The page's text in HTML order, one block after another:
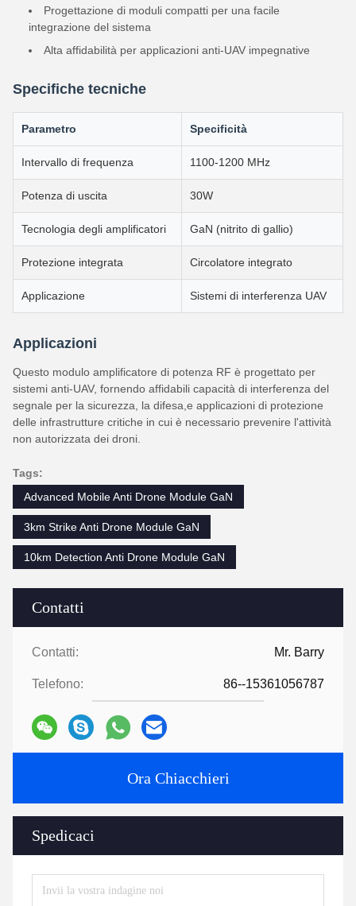
Contatti
Contatti: Mr. Barry
Telefono: 86--15361056787
Ora Chiacchieri
Spedicaci
Progettazione di moduli compatti per una facile
integrazione del sistema
Alta affidabilità per applicazioni anti-UAV impegnative
Specifiche tecniche
Parametro Specificità
Intervallo di frequenza 1100-1200 MHz
Potenza di uscita 30W
Tecnologia degli amplificatori GaN (nitrito di gallio)
Protezione integrata Circolatore integrato
Applicazione Sistemi di interferenza UAV
Applicazioni
Questo modulo amplificatore di potenza RF è progettato per
sistemi anti-UAV, fornendo affidabili capacità di interferenza del
segnale per la sicurezza, la difesa,e applicazioni di protezione
delle infrastrutture critiche in cui è necessario prevenire l'attività
non autorizzata dei droni.
Tags:
Advanced Mobile Anti Drone Module GaN
3km Strike Anti Drone Module GaN
10km Detection Anti Drone Module GaN